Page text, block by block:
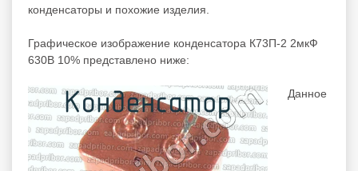
конденсаторы и похожие изделия.
Графическое изображение конденсатора К73П-2 2мкФ
630В 10% представлено ниже:
Данное